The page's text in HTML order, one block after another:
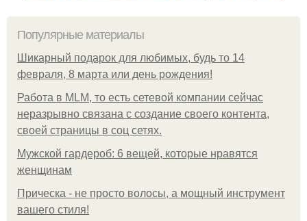
Популярные материалы
Шикарный подарок для любимых, будь то 14
февраля, 8 марта или день рождения!
Работа в MLM, то есть сетевой компании сейчас
неразрывно связана с создание своего контента,
своей страницы в соц сетях.
Мужской гардероб: 6 вещей, которые нравятся
женщинам
Прическа - не просто волосы, а мощный инструмент
вашего стиля!